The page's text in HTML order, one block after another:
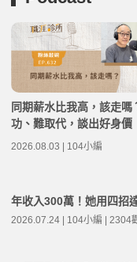
同期薪水比我高，該走嗎
功、難取代，談出好身價
2026.08.03 | 104小編
年收入300萬！她用四招
2026.07.24 | 104小編 | 2304